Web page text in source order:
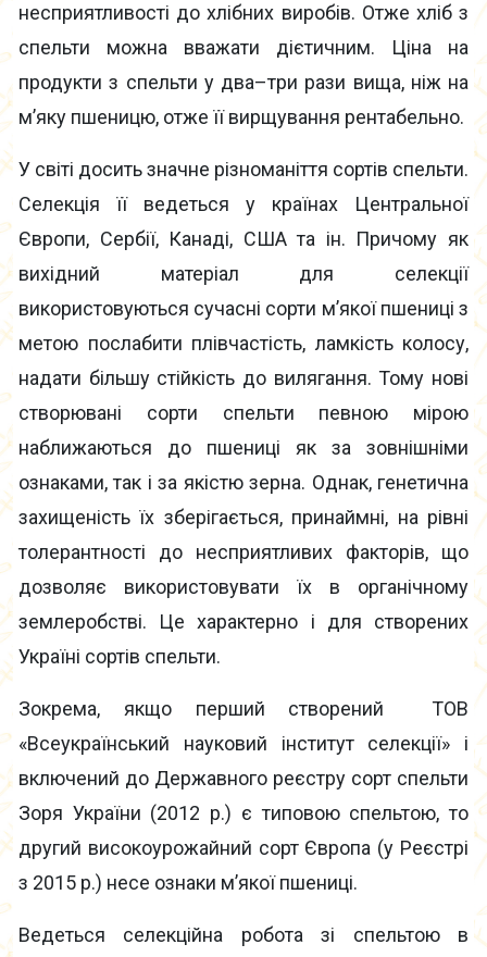
несприятливості до хлібних виробів. Отже хліб з
спельти можна вважати дієтичним. Ціна на
продукти з спельти у два–три рази вища, ніж на
м’яку пшеницю, отже її вирщування рентабельно.
У світі досить значне різноманіття сортів спельти.
Селекція її ведеться у країнах Центральної
Європи, Сербії, Канаді, США та ін. Причому як
вихідний матеріал для селекції
використовуються сучасні сорти м’якої пшениці з
метою послабити плівчастість, ламкість колосу,
надати більшу стійкість до вилягання. Тому нові
створювані сорти спельти певною мірою
наближаються до пшениці як за зовнішніми
ознаками, так і за якістю зерна. Однак, генетична
захищеність їх зберігається, принаймні, на рівні
толерантності до несприятливих факторів, що
дозволяє використовувати їх в органічному
землеробстві. Це характерно і для створених
Україні сортів спельти.
Зокрема, якщо перший створений ТОВ
«Всеукраїнський науковий інститут селекції» і
включений до Державного реєстру сорт спельти
Зоря України (2012 р.) є типовою спельтою, то
другий високоурожайний сорт Європа (у Реєстрі
з 2015 р.) несе ознаки м’якої пшениці.
Ведеться селекційна робота зі спельтою в